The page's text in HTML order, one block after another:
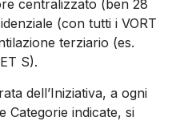
centralizzato (ben 28
(con tutti i VORT
terziario (es.
S).
dell’Iniziativa, a ogni
Categorie indicate, si